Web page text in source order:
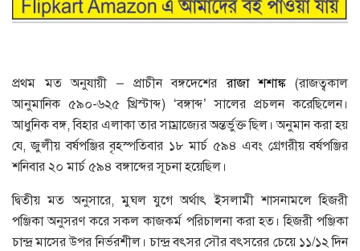
প্রথম মত অনুযায়ী – প্রাচীন বঙ্গদেশেররাজা শশাঙ্ক(রাজত্বকাল
আনুমানিক ৫৯০-৬২৫ খ্রিস্টাব্দ) ‘বঙ্গাব্দ’ সালের প্রচলন করেছিলেন।
আধুনিক বঙ্গ, বিহার এলাকা তার সাম্রাজ্যের অন্তর্ভুক্ত ছিল। অনুমান করা হয়
যে, জুলীয় বর্ষপঞ্জির বৃহস্পতিবার ১৮ মার্চ ৫৯৪ এবং গ্রেগরীয় বর্ষপঞ্জির
শনিবার ২০ মার্চ ৫৯৪ বঙ্গাব্দের সূচনা হয়েছিল।
দ্বিতীয় মত অনুসারে, মুঘল যুগে অর্থাৎ ইসলামী শাসনামলে হিজরী
পঞ্জিকা অনুসরণ করে সকল কাজকর্ম পরিচালনা করা হত। হিজরী পঞ্জিকা
চান্দ্র মাসের উপর নির্ভরশীল। চান্দ্র বৎসর সৌর বৎসরের চেয়ে ১১/১২ দিন